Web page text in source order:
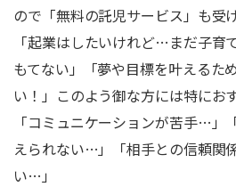
ので「無料の託児サービス」も受
「起業はしたいけれど…まだ子育
もてない」「夢や目標を叶えるた
い！」このよう御な方には特にお
「コミュニケーションが苦手…」
えられない…」「相手との信頼関
い…」